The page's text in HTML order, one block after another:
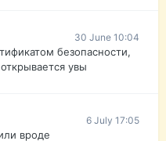
30 June 10:04
безопасности,
увы
6 July 17:05
вроде